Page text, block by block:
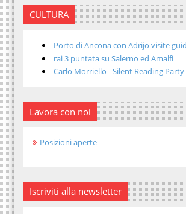
CULTURA
Porto di Ancona con Adrijo visite
rai 3 puntata su Salerno ed Amalfi
Carlo Morriello - Silent Reading Party
Lavora con noi
Posizioni aperte
Iscriviti alla newsletter